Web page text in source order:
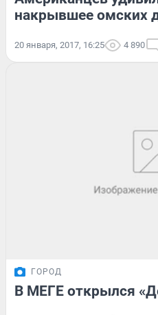
накрывшее омских
20 января, 2017, 16:25 4 890
ГОРОД
В МЕГЕ открылся